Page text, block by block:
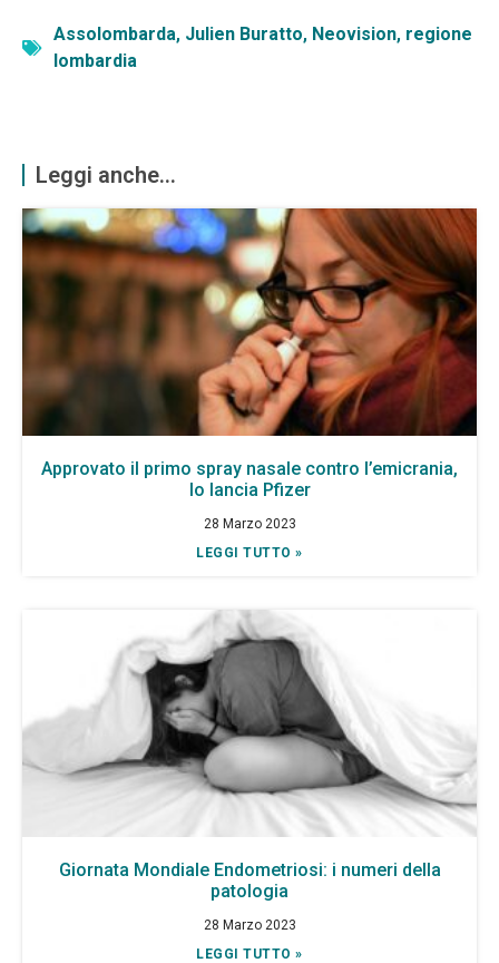
Assolombarda, Julien Buratto, Neovision, regione
lombardia
Leggi anche...
Approvato il primo spray nasale contro l’emicrania,
lo lancia Pfizer
28 Marzo 2023
LEGGI TUTTO »
Giornata Mondiale Endometriosi: i numeri della
patologia
28 Marzo 2023
LEGGI TUTTO »